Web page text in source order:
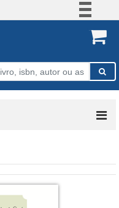
Participe